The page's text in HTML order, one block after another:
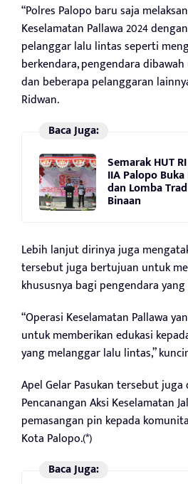
“Polres Palopo baru saja
Keselamatan Pallawa 2024
pelanggar lalu lintas seperti
berkendara, pengendara
dan beberapa pelanggaran
Ridwan.
Baca Juga:
Semarak HUT
IIA Palopo
dan Lomba
Binaan
Lebih lanjut dirinya juga
tersebut juga bertujuan untuk
khususnya bagi pengendara
“Operasi Keselamatan Pallawa
untuk memberikan edukasi
yang melanggar lalu lintas,”
Apel Gelar Pasukan tersebut
Pencanangan Aksi Keselamatan
pemasangan pin kepada
Kota Palopo.(*)
Baca Juga: